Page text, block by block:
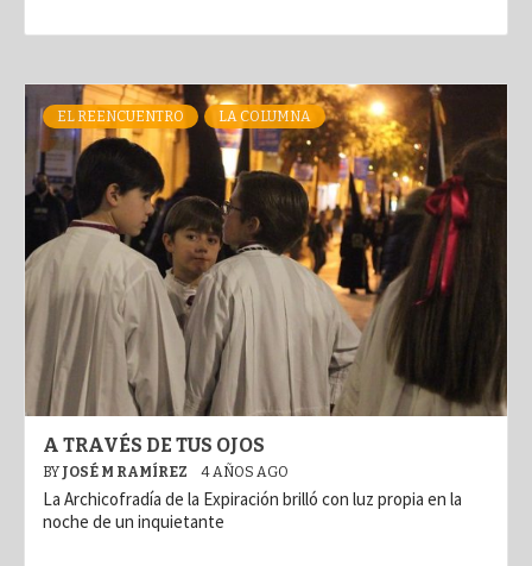
EL REENCUENTRO LA COLUMNA
A TRAVÉS DE TUS OJOS
BY JOSÉ M RAMÍREZ 4 AÑOS AGO
La Archicofradía de la Expiración brilló con luz propia en la
noche de un inquietante